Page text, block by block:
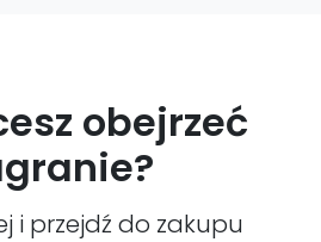
obejrzeć
i przejdź do zakupu